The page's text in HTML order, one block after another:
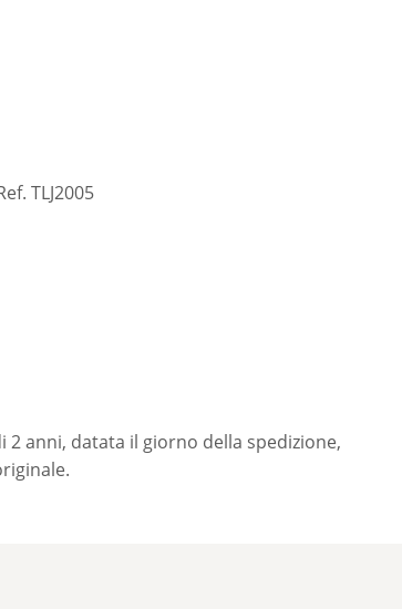
TLJ2005
anni, datata il giorno della spedizione,